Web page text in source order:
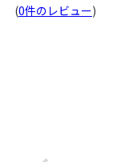
(0件のレビュー)